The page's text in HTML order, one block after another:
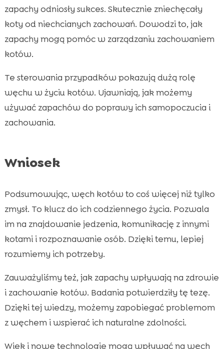
zapachy odniosły sukces. Skutecznie zniechęcały
koty od niechcianych zachowań. Dowodzi to, jak
zapachy mogą pomóc w zarządzaniu zachowaniem
kotów.
Te sterowania przypadków pokazują dużą rolę
węchu w życiu kotów. Ujawniają, jak możemy
używać zapachów do poprawy ich samopoczucia i
zachowania.
Wniosek
Podsumowując, węch kotów to coś więcej niż tylko
zmysł. To klucz do ich codziennego życia. Pozwala
im na znajdowanie jedzenia, komunikację z innymi
kotami i rozpoznawanie osób. Dzięki temu, lepiej
rozumiemy ich potrzeby.
Zauważyliśmy też, jak zapachy wpływają na zdrowie
i zachowanie kotów. Badania potwierdziły tę tezę.
Dzięki tej wiedzy, możemy zapobiegać problemom
z węchem i wspierać ich naturalne zdolności.
Wiek i nowe technologie mogą wpływać na węch